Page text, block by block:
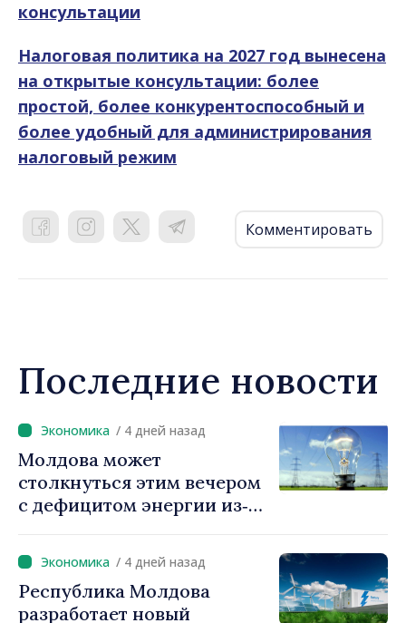
консультации
Налоговая политика на 2027 год вынесена
на открытые консультации: более
простой, более конкурентоспособный и
более удобный для администрирования
налоговый режим
Комментировать
Последние новости
/ 4 дней назад
Молдова может
столкнуться этим вечером
с дефицитом энергии из‑за
Власти призывают граждан
экономить
электроэнергию
/ 4 дней назад
Республика Молдова
разработает новый